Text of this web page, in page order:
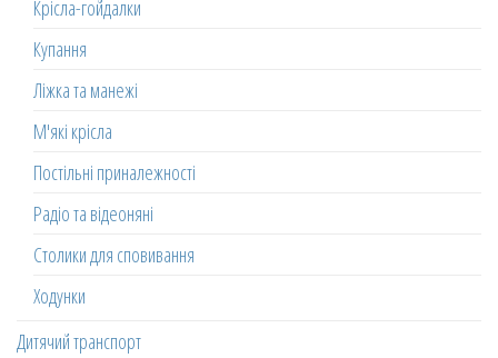
Крісла-гойдалки
Купання
Ліжка та манежі
М'які крісла
Постільні приналежності
Радіо та відеоняні
Столики для сповивання
Ходунки
Дитячий транспорт